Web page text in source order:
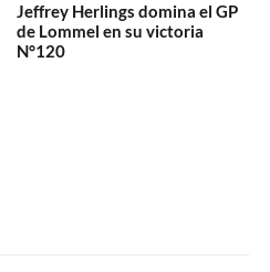
Jeffrey Herlings domina el GP
de Lommel en su victoria
N°120